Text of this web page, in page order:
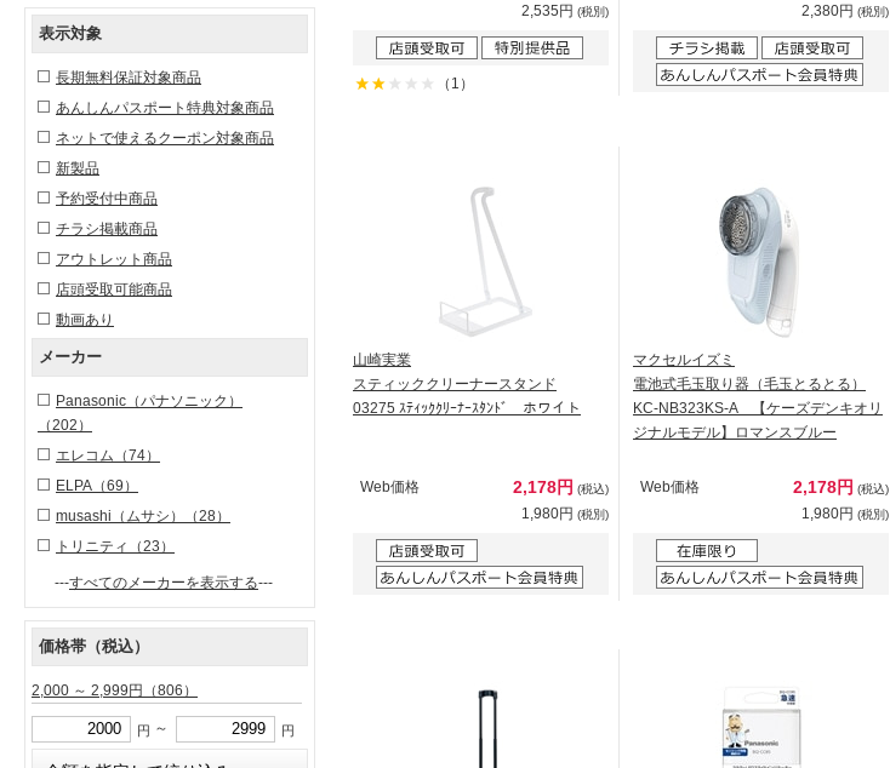
表示対象
長期無料保証対象商品
あんしんパスポート特典対象商品
ネットで使えるクーポン対象商品
新製品
予約受付中商品
チラシ掲載商品
アウトレット商品
店頭受取可能商品
動画あり
メーカー
Panasonic（パナソニック）
（202）
エレコム （74）
ELPA （69）
musashi（ムサシ）
（28）
トリニティ
（23）
---すべてのメーカーを表示する---
価格帯（税込）
2,000 ～ 2,999円 （806）
円 ～ 円
2,535円 (税別)
（1）
2,380円 (税別)
山崎実業
スティッククリーナースタンド
03275 ｽﾃｨｯｸｸﾘｰﾅｰｽﾀﾝﾄﾞ ホワイト
Web価格 2,178円 (税込)
1,980円 (税別)
マクセルイズミ
電池式毛玉取り器（毛玉とるとる）
KC-NB323KS-A 【ケーズデンキオリ
ジナルモデル】ロマンスブルー
Web価格 2,178円 (税込)
1,980円 (税別)